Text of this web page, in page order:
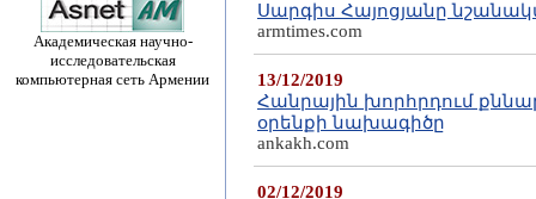
Академическая научно-
исследовательская
компьютерная сеть Армении
Սարգիս Հայոցյանը
armtimes.com
13/12/2019
Հանրային խորհրդում
օրենքի նախագիծը
ankakh.com
02/12/2019